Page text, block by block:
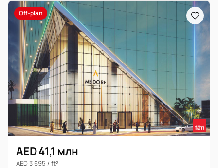
Off-plan
AED 41,1 млн
AED 3 695 / ft²